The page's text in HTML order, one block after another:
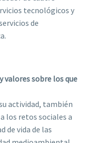
tecnológicos y
de
valores sobre los que
actividad, también
los retos sociales a
de vida de las